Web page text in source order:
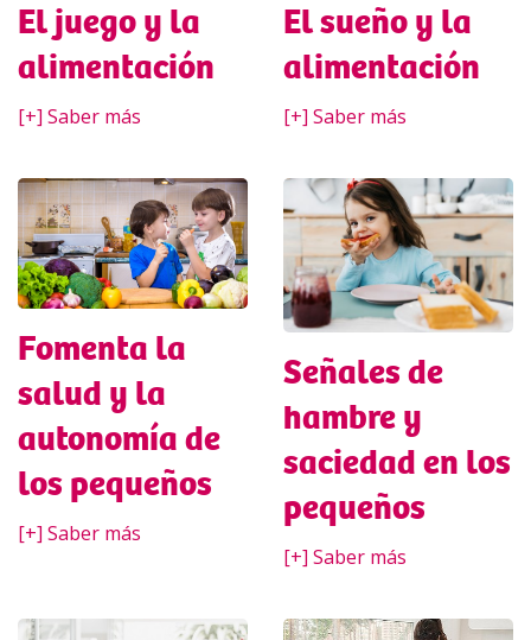
El juego y la
alimentación
[+] Saber más
El sueño y la
alimentación
[+] Saber más
Fomenta la
salud y la
autonomía de
los pequeños
[+] Saber más
Señales de
hambre y
saciedad en los
pequeños
[+] Saber más